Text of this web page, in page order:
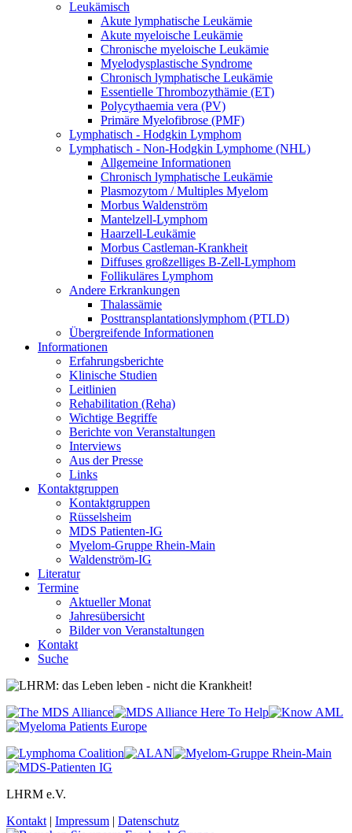
Leukämisch
Akute lymphatische Leukämie
Akute myeloische Leukämie
Chronische myeloische Leukämie
Myelodysplastische Syndrome
Chronisch lymphatische Leukämie
Essentielle Thrombozythämie (ET)
Polycythaemia vera (PV)
Primäre Myelofibrose (PMF)
Lymphatisch - Hodgkin Lymphom
Lymphatisch - Non-Hodgkin Lymphome (NHL)
Allgemeine Informationen
Chronisch lymphatische Leukämie
Plasmozytom / Multiples Myelom
Morbus Waldenström
Mantelzell-Lymphom
Haarzell-Leukämie
Morbus Castleman-Krankheit
Diffuses großzelliges B-Zell-Lymphom
Follikuläres Lymphom
Andere Erkrankungen
Thalassämie
Posttransplantationslymphom (PTLD)
Übergreifende Informationen
Informationen
Erfahrungsberichte
Klinische Studien
Leitlinien
Rehabilitation (Reha)
Wichtige Begriffe
Berichte von Veranstaltungen
Interviews
Aus der Presse
Links
Kontaktgruppen
Kontaktgruppen
Rüsselsheim
MDS Patienten-IG
Myelom-Gruppe Rhein-Main
Waldenström-IG
Literatur
Termine
Aktueller Monat
Jahresübersicht
Bilder von Veranstaltungen
Kontakt
Suche
LHRM e.V.
Kontakt | Impressum | Datenschutz